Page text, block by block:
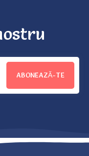
ABONEAZĂ-TE